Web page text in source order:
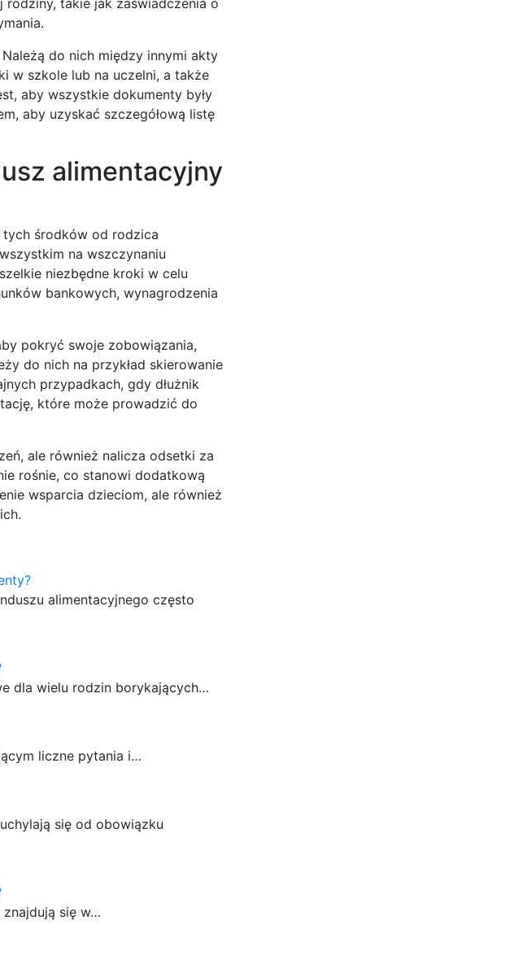
do nich między innymi akty
w szkole lub na uczelni, a także
aby wszystkie dokumenty były
aby uzyskać szczegółową listę
alimentacyjny
tych środków od rodzica
na wszczynaniu
niezbędne kroki w celu
bankowych, wynagrodzenia
pokryć swoje zobowiązania,
do nich na przykład skierowanie
przypadkach, gdy dłużnik
które może prowadzić do
ale również nalicza odsetki za
rośnie, co stanowi dodatkową
wsparcia dzieciom, ale również
alimentacyjnego często
dla wielu rodzin borykających…
liczne pytania i…
się od obowiązku
się w…